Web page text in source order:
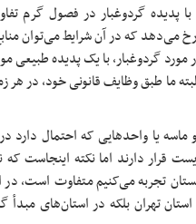
پدیده گردوغبار در فصول گرم
می‌دهد که در آن شرایط می‌توان
مورد گردوغبار، با یک پدیده
ما طبق وظایف قانونی خود، در هر
ماسه یا واحدهایی که احتمال دارد
دارند اما نکته اینجاست که
تجربه می‌کنیم متفاوت است، در
تهران بلکه در استان‌های مبدأ